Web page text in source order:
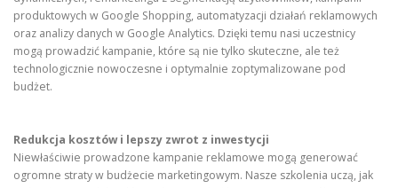
produktowych w Google Shopping, automatyzacji działań reklamowych
oraz analizy danych w Google Analytics. Dzięki temu nasi uczestnicy
mogą prowadzić kampanie, które są nie tylko skuteczne, ale też
technologicznie nowoczesne i optymalnie zoptymalizowane pod
budżet.
Redukcja kosztów i lepszy zwrot z inwestycji
Niewłaściwie prowadzone kampanie reklamowe mogą generować
ogromne straty w budżecie marketingowym. Nasze szkolenia uczą, jak